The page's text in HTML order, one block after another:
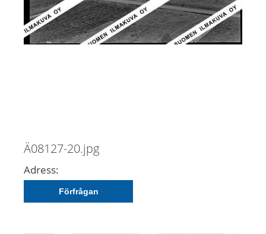
Ä08127-20.jpg
Adress:
Förfrågan